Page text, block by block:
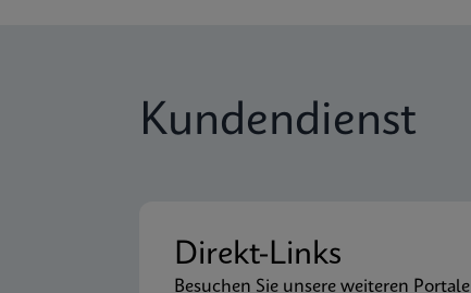
Kundendienst
Direkt-Links
Besuchen Sie unsere weiteren